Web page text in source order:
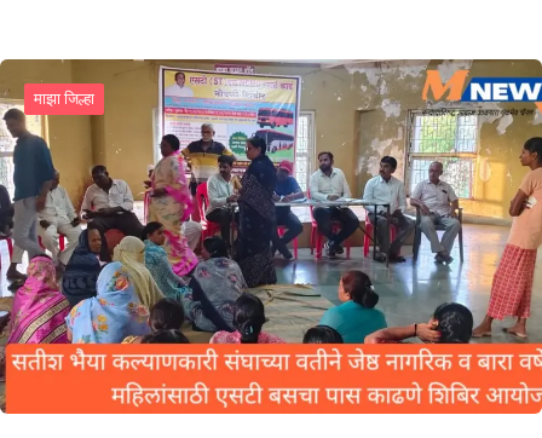
माझा जिल्हा